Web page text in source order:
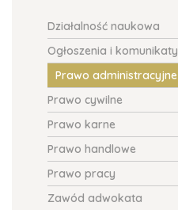
Działalność naukowa
Ogłoszenia i komunikaty
Prawo administracyjne
Prawo cywilne
Prawo karne
Prawo handlowe
Prawo pracy
Zawód adwokata